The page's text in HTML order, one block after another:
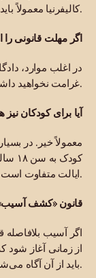
کالیفرنیا معمولاً باید ظرف شش ماه اقدام شود.
اگر مهلت قانونی
در اغلب موارد،
غرامت نخواهید داشت.
آیا برای کودکان
معمولاً خیر. در
ایالت متفاوت است.
قانون «کشف
اگر آسیب
از زمانی آغاز
باید از آن آگاه می‌شده است.